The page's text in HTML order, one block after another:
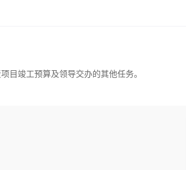
目竣工预算及领导交办的其他任务。